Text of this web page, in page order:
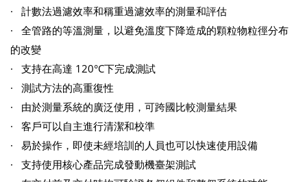
· 計數法過濾效率和稱重過濾效率的測量和評估
· 全管路的等溫測量，以避免溫度下降造成的顆粒物粒徑分布
的改變
· 支持在高達 120°C下完成測試
· 測試方法的高重復性
· 由於測量系統的廣泛使用，可跨國比較測量結果
· 客戶可以自主進行清潔和校準
· 易於操作，即使未經培訓的人員也可以快速使用設備
· 支持使用核心產品完成發動機臺架測試